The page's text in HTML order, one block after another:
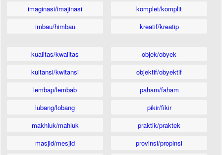
imaginasi/imajinasi
imbau/himbau
komplet/komplit
kreatif/kreatip
kualitas/kwalitas
kuitansi/kwitansi
lembap/lembab
lubang/lobang
makhluk/mahluk
masjid/mesjid
objek/obyek
objektif/obyektif
paham/faham
pikir/fikir
praktik/praktek
provinsi/propinsi